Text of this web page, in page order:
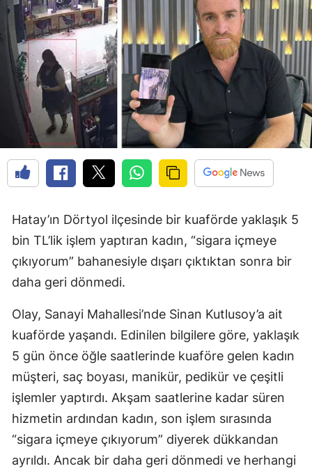
Hatay’ın Dörtyol ilçesinde bir kuaförde yaklaşık 5
bin TL’lik işlem yaptıran kadın, “sigara içmeye
çıkıyorum” bahanesiyle dışarı çıktıktan sonra bir
daha geri dönmedi.
Olay, Sanayi Mahallesi’nde Sinan Kutlusoy’a ait
kuaförde yaşandı. Edinilen bilgilere göre, yaklaşık
5 gün önce öğle saatlerinde kuaföre gelen kadın
müşteri, saç boyası, manikür, pedikür ve çeşitli
işlemler yaptırdı. Akşam saatlerine kadar süren
hizmetin ardından kadın, son işlem sırasında
“sigara içmeye çıkıyorum” diyerek dükkandan
ayrıldı. Ancak bir daha geri dönmedi ve herhangi